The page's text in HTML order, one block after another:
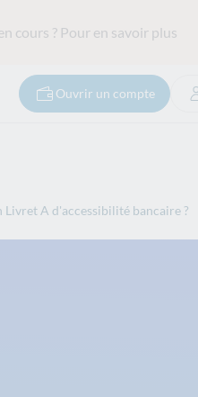
cours ? Pour en savoir plus
Ouvrir un compte
A d'accessibilité bancaire ?